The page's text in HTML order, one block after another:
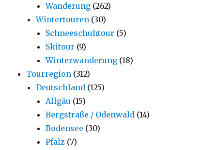
Wanderung (262)
Wintertouren (30)
Schneeschuhtour (5)
Skitour (9)
Winterwanderung (18)
Tourregion (312)
Deutschland (125)
Allgäu (15)
Bergstraße / Odenwald (14)
Bodensee (30)
Pfalz (7)